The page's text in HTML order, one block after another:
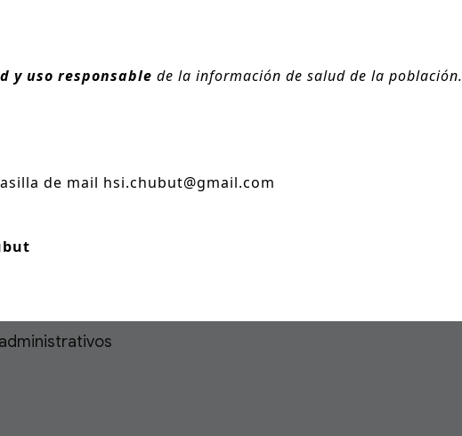
y uso responsable de la información de salud de la población.
de mail hsi.chubut@gmail.com